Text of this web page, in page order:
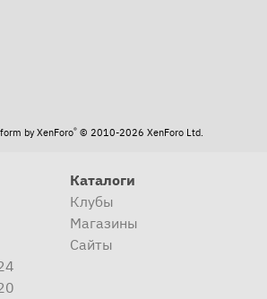
by XenForo® © 2010-2026 XenForo Ltd.
Каталоги
Клубы
Магазины
Сайты